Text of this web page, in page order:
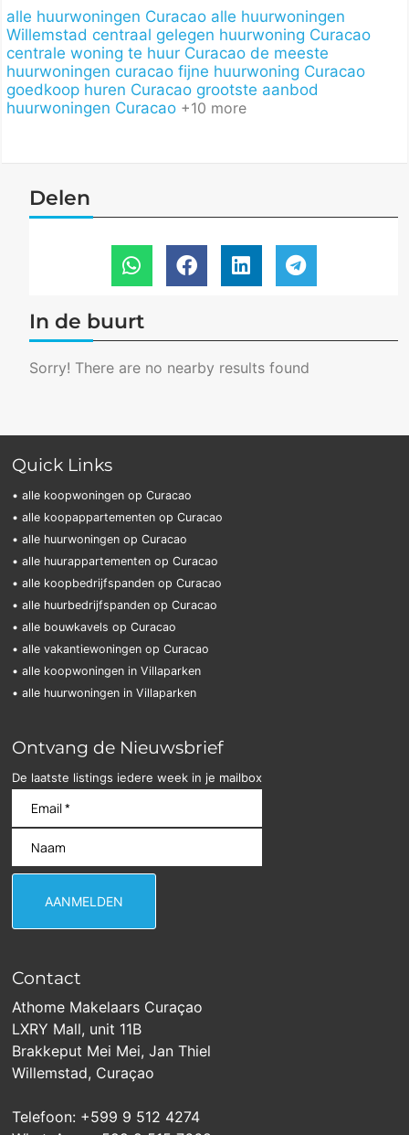
alle huurwoningen Curacao alle huurwoningen
Willemstad centraal gelegen huurwoning Curacao
centrale woning te huur Curacao de meeste
huurwoningen curacao fijne huurwoning Curacao
goedkoop huren Curacao grootste aanbod
huurwoningen Curacao +10 more
Delen
In de buurt
Sorry! There are no nearby results found
Quick Links
• alle koopwoningen op Curacao
• alle koopappartementen op Curacao
• alle huurwoningen op Curacao
• alle huurappartementen op Curacao
• alle koopbedrijfspanden op Curacao
• alle huurbedrijfspanden op Curacao
• alle bouwkavels op Curacao
• alle vakantiewoningen op Curacao
• alle koopwoningen in Villaparken
• alle huurwoningen in Villaparken
Ontvang de Nieuwsbrief
De laatste listings iedere week in je mailbox
Contact
Athome Makelaars Curaçao
LXRY Mall, unit 11B
Brakkeput Mei Mei, Jan Thiel
Willemstad, Curaçao
Telefoon: +599 9 512 4274